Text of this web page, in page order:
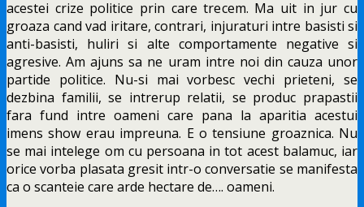
acestei crize politice prin care trecem. Ma uit in jur cu
groaza cand vad iritare, contrari, injuraturi intre basisti si
anti-basisti, huliri si alte comportamente negative si
agresive. Am ajuns sa ne uram intre noi din cauza unor
partide politice. Nu-si mai vorbesc vechi prieteni, se
dezbina familii, se intrerup relatii, se produc prapastii
fara fund intre oameni care pana la aparitia acestui
imens show erau impreuna. E o tensiune groaznica. Nu
se mai intelege om cu persoana in tot acest balamuc, iar
orice vorba plasata gresit intr-o conversatie se manifesta
ca o scanteie care arde hectare de…. oameni.